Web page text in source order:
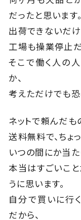
だったと思います。
出荷できないだけ
工場も操業停止だ
そこで働く人の
か、
考えただけでも恐
ネットで頼んだも
送料無料で、ちょ
いつの間にか当た
本当はすごいこ
うに思います。
自分で買いに行
だから、